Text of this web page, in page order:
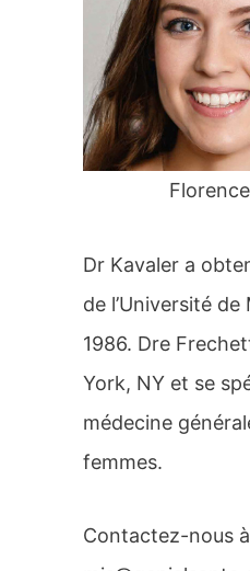
:
Dr Kavaler a
de l’Université
1986. Dre
York, NY et se
médecine
femmes.
Contactez-nous